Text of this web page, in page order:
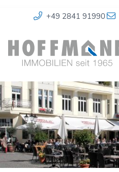
+49 2841 91990